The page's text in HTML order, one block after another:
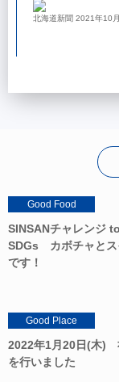
北海道新聞 2021年10
Good Food
SINSANチャレンジ
SDGs カボチャとス
です！
Good Place
2022年1月20日(木)
を行いました